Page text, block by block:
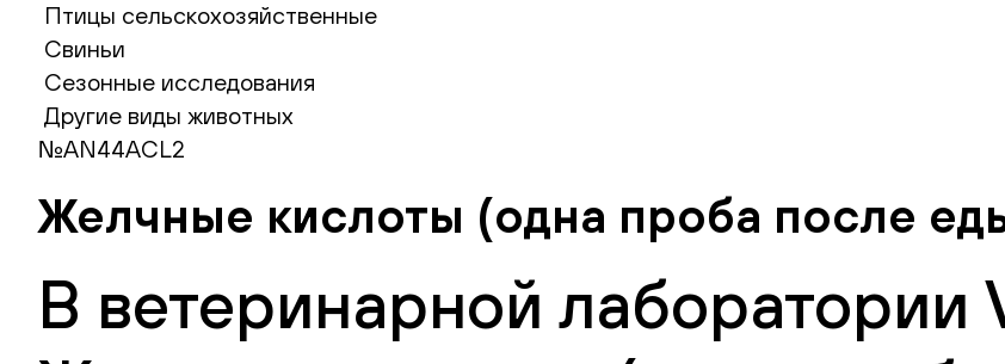
Птицы сельскохозяйственные
Свиньи
Сезонные исследования
Другие виды животных
№AN44ACL2
Желчные кислоты (одна проба после
В ветеринарной лаборатории